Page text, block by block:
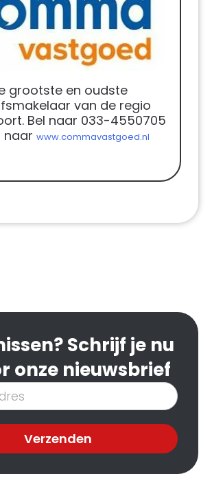
grootste en oudste
van de regio
Bel naar 033-4550705
naar www.commavastgoed.nl
Schrijf je nu
onze nieuwsbrief
Verzenden